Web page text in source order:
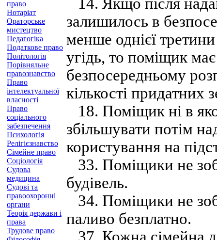
право
Нотаріат
Ораторське
мистецтво
Педагогіка
Податкове право
Політологія
Порівняльне
правознавство
Право
інтелектуальної
власності
Право
соціального
забезпечення
Психологія
Релігієзнавство
Сімейне право
Соціологія
Судова
медицина
Судові та
правоохоронні
органи
Теорія держави і
права
Трудове право
залишилось в
менше однієї
угідь, то поміщик
безпосередньому
кількості придатних
18. Поміщик ні в
збільшувати потім
користування на
33. Поміщики не
будівель.
34. Поміщики не
паливо безплатно.